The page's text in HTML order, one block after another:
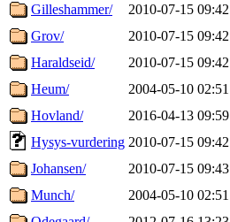
Gilleshammer/
2010-07-15 09:42
Grov/
2010-07-15 09:42
Haraldseid/
2010-07-15 09:42
Heum/
2004-05-10 02:51
Hovland/
2016-04-13 09:59
Hysys-vurdering 2010-07-15 09:42
Johansen/
2010-07-15 09:43
Munch/
2004-05-10 02:51